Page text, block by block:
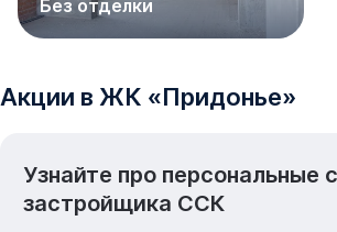
скидкой!Без отделки
Акции в ЖК «Придонье»
Узнайте про персональные
застройщика ССК